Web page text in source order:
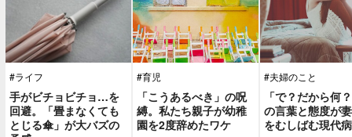
#ライフ
手がビチョビチョ…を
回避。「畳まなくても
とじる傘」が大バズの
#育児
「こうあるべき」の呪
縛。私たち親子が幼稚
園を2度辞めたワケ
#夫婦のこと
「で？だから何
の言葉と態度が
をむしばむ現代病